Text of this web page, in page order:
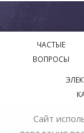
ЧАСТЫЕ
ВОПРОСЫ
© 2018—2026
Сайт